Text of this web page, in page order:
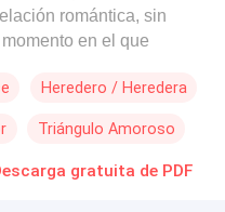
romántica, sin
en el que
se cruzarán en su
metas juntos?. Por otro
esta a cargo del
Heredero / Heredera
Triángulo Amoroso
gratuita de PDF